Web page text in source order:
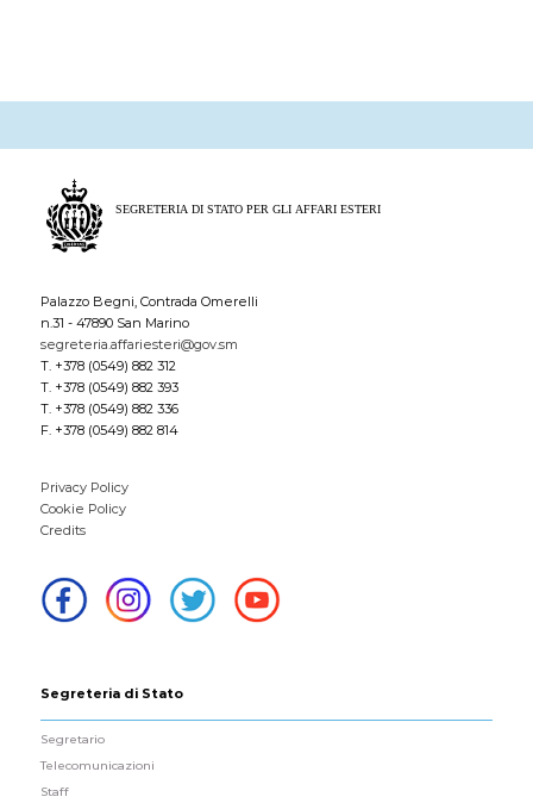
Palazzo Begni, Contrada Omerelli
n.31 - 47890 San Marino
segreteria.affariesteri@gov.sm
T. +378 (0549) 882 312
T. +378 (0549) 882 393
T. +378 (0549) 882 336
F. +378 (0549) 882 814
Privacy Policy
Cookie Policy
Credits
Segreteria di Stato
Segretario
Telecomunicazioni
Staff